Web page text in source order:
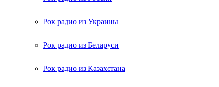
Рок радио из Украины
Рок радио из Беларуси
Рок радио из Казахстана